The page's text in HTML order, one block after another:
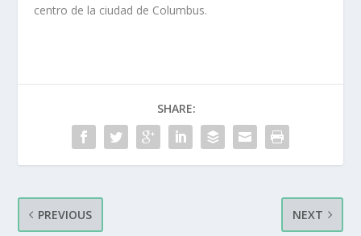
centro de la ciudad de Columbus.
SHARE:
PREVIOUS NEXT